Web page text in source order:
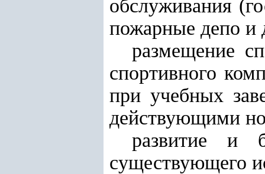
обслуживания
пожарные депо и
размещение
спортивного
при учебных
действующими
развитие и
существующего